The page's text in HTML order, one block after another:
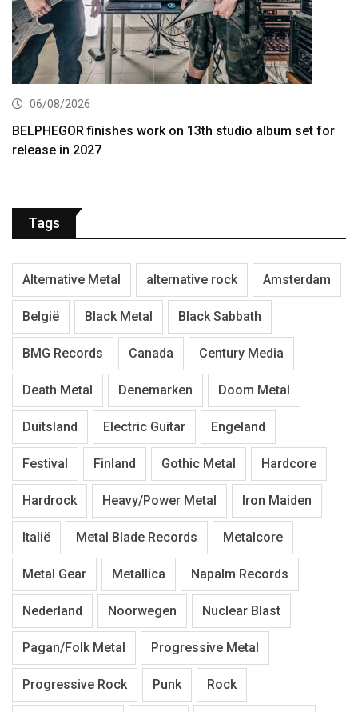
06/08/2026
BELPHEGOR finishes work on 13th studio album set for
release in 2027
Tags
Alternative Metal alternative rock Amsterdam
België Black Metal Black Sabbath
BMG Records Canada Century Media
Death Metal Denemarken Doom Metal
Duitsland Electric Guitar Engeland
Festival Finland Gothic Metal Hardcore
Hardrock Heavy/Power Metal Iron Maiden
Italië Metal Blade Records Metalcore
Metal Gear Metallica Napalm Records
Nederland Noorwegen Nuclear Blast
Pagan/Folk Metal Progressive Metal
Progressive Rock Punk Rock